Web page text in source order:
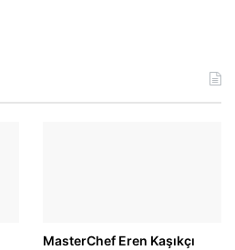
MasterChef Eren Kaşıkçı